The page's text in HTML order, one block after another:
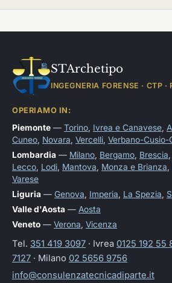
STArchetipo
INGEGNERIA FORENSE · CTP ·
OPERIAMO IN:
Piemonte — Torino Ivrea e Canavese
Cuneo Novara Vercelli Verbano-Cusio-
Lombardia — Milano Bergamo Brescia
Lecco Lodi Mantova Monza e Brianza
Varese
Liguria — Genova Imperia La Spezia
Valle d'Aosta — Aosta
Veneto — Verona Vicenza
Tel. 351 419 3097 · Ivrea 0125 192 55
7127 · Milano 02 5656 9756
info@consulenzatecnicadiparte.it